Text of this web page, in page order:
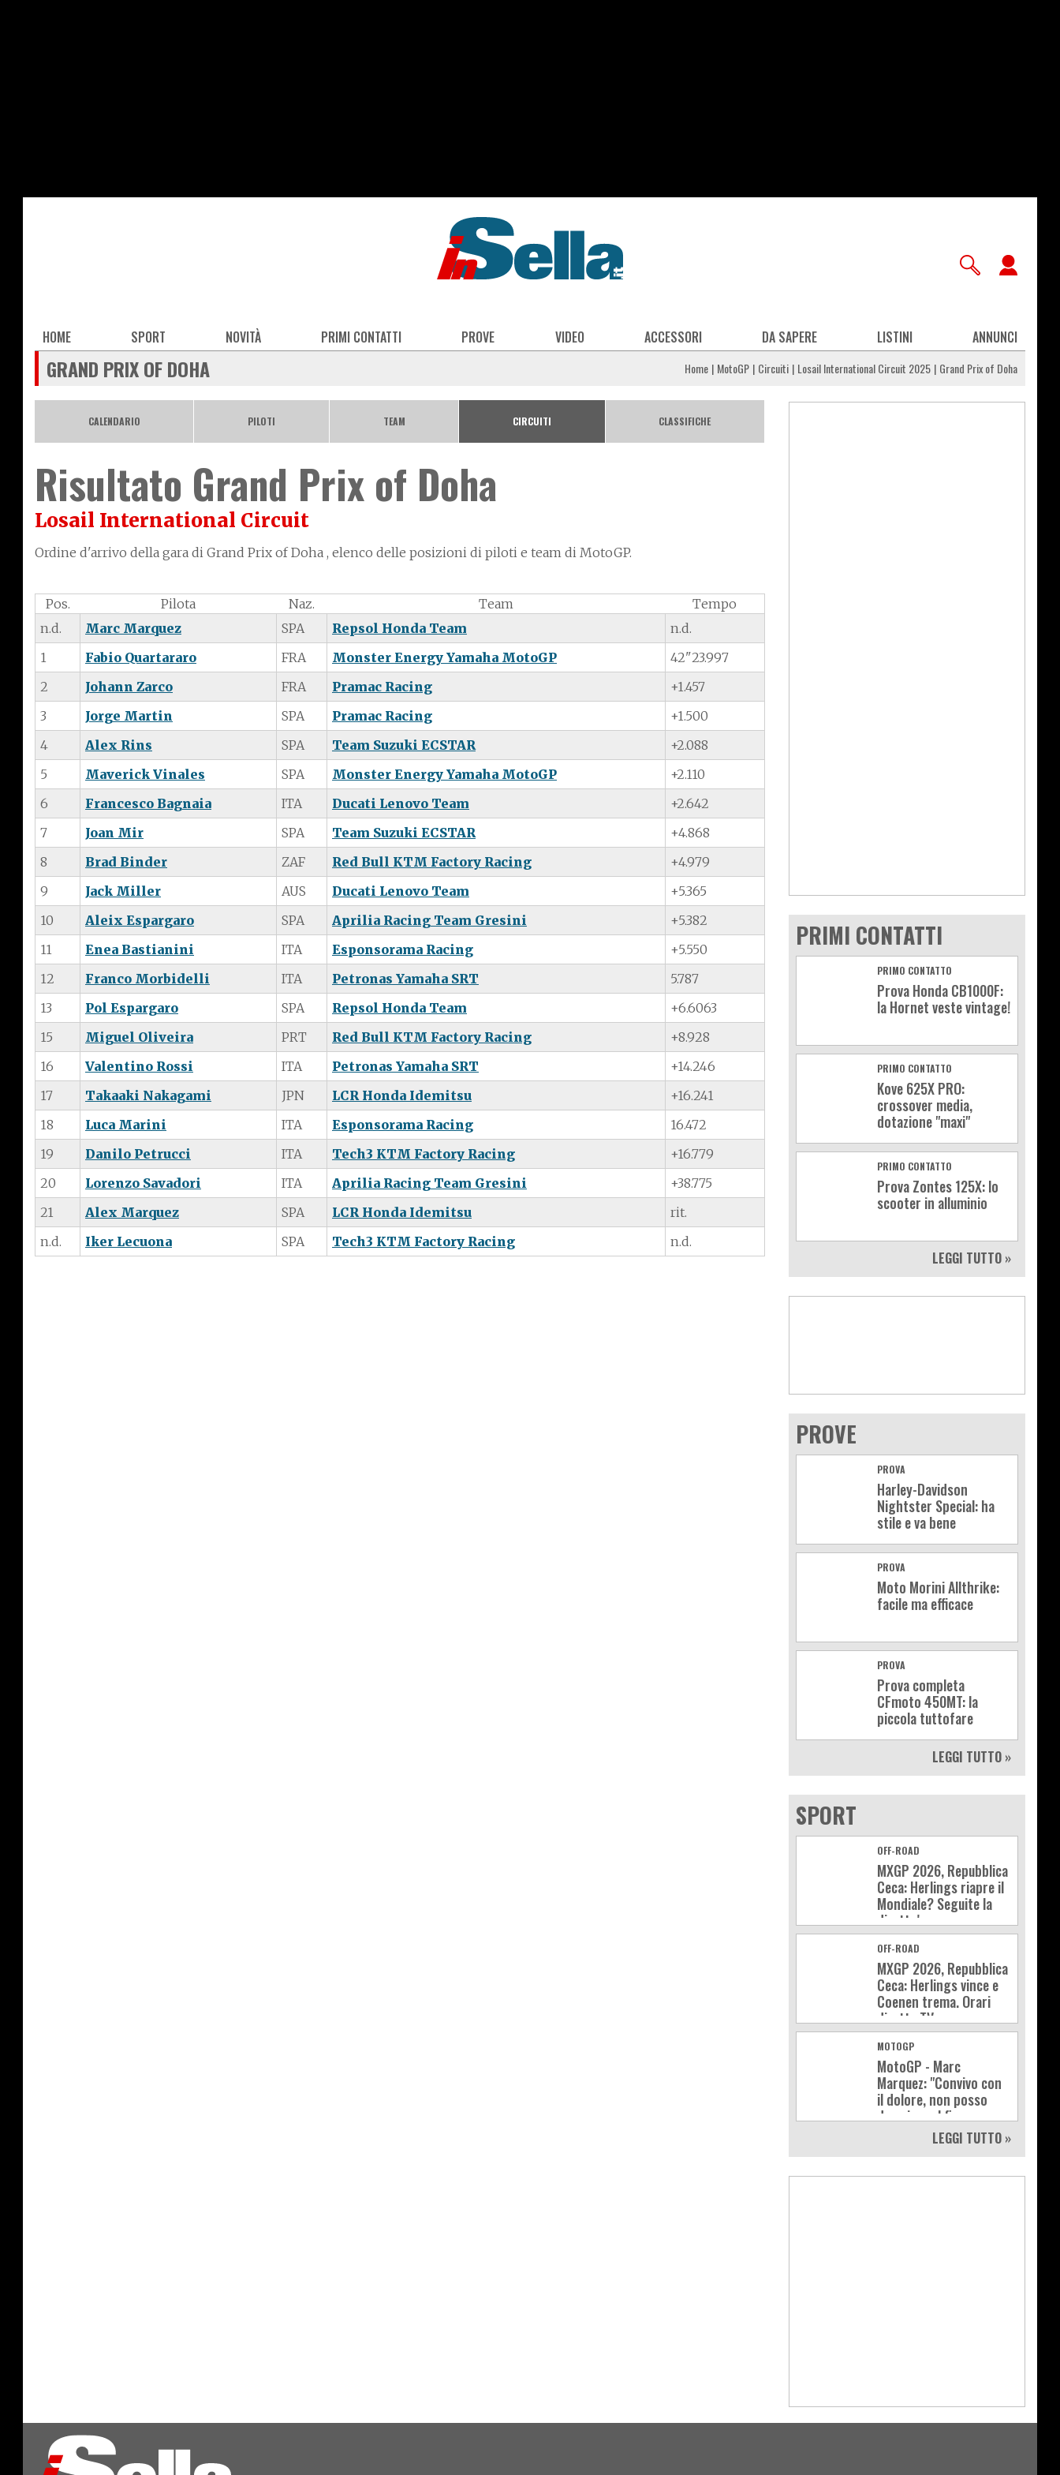
Main
navigation
HOME SPORT NOVITÀ PRIMI CONTATTI PROVE VIDEO ACCESSORI DA SAPERE LISTINI ANNUNCI
GRAND PRIX OF DOHA Home MotoGP Circuiti Losail International Circuit 2025 Grand Prix of Doha
CALENDARIO PILOTI TEAM CIRCUITI CLASSIFICHE
Risultato Grand Prix of Doha
Losail International Circuit
Ordine d'arrivo della gara di Grand Prix of Doha , elenco delle posizioni di piloti e team di MotoGP.
Pos. Pilota Naz. Team
Tempo
n.d.
Marc Marquez SPA Repsol Honda Team
n.d.
1
Fabio Quartararo FRA Monster Energy Yamaha MotoGP
42"23.997
2
Johann Zarco FRA Pramac Racing
+1.457
3
Jorge Martin SPA Pramac Racing
+1.500
4
Alex Rins SPA Team Suzuki ECSTAR
+2.088
5
Maverick Vinales SPA Monster Energy Yamaha MotoGP
+2.110
6
Francesco Bagnaia ITA Ducati Lenovo Team
+2.642
7
Joan Mir SPA Team Suzuki ECSTAR
+4.868
8
Brad Binder ZAF Red Bull KTM Factory Racing
+4.979
9
Jack Miller AUS Ducati Lenovo Team
+5.365
10
Aleix Espargaro SPA Aprilia Racing Team Gresini
+5.382
11
Enea Bastianini ITA Esponsorama Racing
+5.550
12
Franco Morbidelli ITA Petronas Yamaha SRT
5.787
13
Pol Espargaro SPA Repsol Honda Team
+6.6063
15
Miguel Oliveira PRT Red Bull KTM Factory Racing
+8.928
16
Valentino Rossi ITA Petronas Yamaha SRT
+14.246
17
Takaaki Nakagami JPN LCR Honda Idemitsu
+16.241
18
Luca Marini ITA Esponsorama Racing
16.472
19
Danilo Petrucci ITA Tech3 KTM Factory Racing
+16.779
20
Lorenzo Savadori ITA Aprilia Racing Team Gresini
+38.775
21
Alex Marquez SPA LCR Honda Idemitsu
rit.
n.d.
Iker Lecuona SPA Tech3 KTM Factory Racing n.d.
PRIMI CONTATTI
PRIMO CONTATTO
Prova Honda CB1000F:
la Hornet veste vintage!
PRIMO CONTATTO
Kove 625X PRO:
crossover media,
dotazione "maxi"
PRIMO CONTATTO
Prova Zontes 125X: lo
scooter in alluminio
LEGGI TUTTO »
PROVE
PROVA
Harley-Davidson
Nightster Special: ha
stile e va bene
PROVA
Moto Morini Allthrike:
facile ma efficace
PROVA
Prova completa
CFmoto 450MT: la
piccola tuttofare
LEGGI TUTTO »
SPORT
OFF-ROAD
MXGP 2026, Repubblica
Ceca: Herlings riapre il
Mondiale? Seguite la
diretta!
OFF-ROAD
MXGP 2026, Repubblica
Ceca: Herlings vince e
Coenen trema. Orari
diretta TV
MOTOGP
MotoGP - Marc
Marquez: "Convivo con
il dolore, non posso
dormire sul fianco
LEGGI TUTTO »